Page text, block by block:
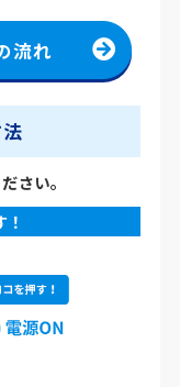
流れ
さい。